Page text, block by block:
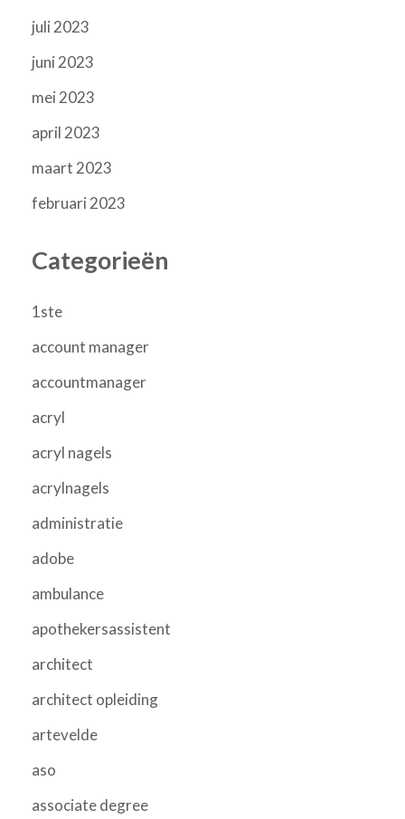
juli 2023
juni 2023
mei 2023
april 2023
maart 2023
februari 2023
Categorieën
1ste
account manager
accountmanager
acryl
acryl nagels
acrylnagels
administratie
adobe
ambulance
apothekersassistent
architect
architect opleiding
artevelde
aso
associate degree